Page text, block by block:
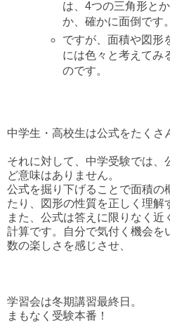
は、4つの三角形と
か、確かに面倒です。
ですが、面積や図形
には色々と考えてみ
のです。
中学生・高校生は公式をたくさ
それに対して、中学受験では、
ど意味はありません。
公式を掘り下げることで面積の
たり、図形の性質を正しく理解
また、公式は答えに限りなく
計算です。自分で気付く機会を
数の楽しさを感じさせ、
学習会は冬期講習最終日。
まもなく受験本番！